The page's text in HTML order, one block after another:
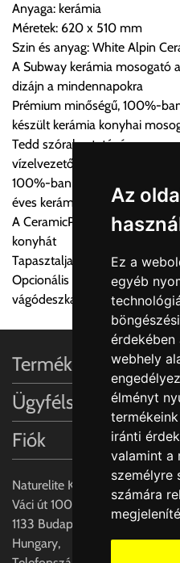
Az
Ez a
egyéb
webhely
élményt
iránti
valamint a
személyre
számára
Szállítási díjak:
Az oldalunkon rendelés
úgy esetenként több
vásárolt árú
költséget válassza ki.
Amennyiben nem biztos
automatikusan nem ajánl fel
a 0.- forintos szállítást,
termék adatait, majd
Ingyenes szállítási lehetőség
Egyes termékek súlyát a
a központ igazolja vissza.
gondoltnál magasabb
visszaigazolástól számított 24
lemondhatja, vagy kérheti a
FIGYELEM!!
KERÁMIA TERMÉKEK
A MEGRENDELŐ KIFEJEZETT
FELELŐSSÉGÉRE
Egyéb leírások:
Budapesti szállítások:
1, Budapestre kért szállítás
helyett időre történő extra
egyedi áron. A szállítás
Anyaga: kerámia
Méretek: 620 x 510 mm
Szin és anyag: White Alpin
A Subway kerámia mosogató
dizájn a mindennapokra
Prémium minőségű, 100%-
készült kerámia konyhai
Tedd szórakoztatóvá a
vízelvezetővel felszerelt
100%-ban természetes
éves kerámia tapasztalattal
A CeramicPlus könnyen
konyhát
Tapasztalja meg a Villeroy &
Opcionális iegészítők:
vágódeszka valódi fa furnérral
Naturelite Kft,
Váci út 100.,
1133 Budapest,
Hungary,
Termékinformációk
Ügyfélszolgálat
Fiók